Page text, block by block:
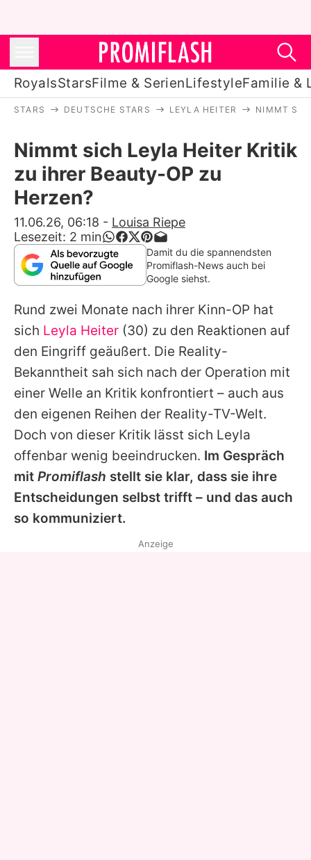
RoyalsStarsFilme & SerienLifestyleFamilie &
Stars
Filme & Serien
Lifestyle
Familie & Liebe
Promiflash Exklusiv
Alle Themen auf Promiflash
Jobs
App runterladen
Team
Redaktionelle Richtlinien
Impressum
Datenschutzerklärung
STARS DEUTSCHE STARS LEYLA HEITER NIMMT
Nimmt sich Leyla Heiter Kritik
zu ihrer Beauty-OP zu
Herzen?
11.06.26, 06:18 - Louisa Riepe
Lesezeit: 2 min
Damit du die spannendsten
Promiflash-News auch bei
Google siehst.
Rund zwei Monate nach ihrer Kinn-OP hat
sich Leyla Heiter (30) zu den Reaktionen auf
den Eingriff geäußert. Die Reality-
Bekanntheit sah sich nach der Operation mit
einer Welle an Kritik konfrontiert – auch aus
den eigenen Reihen der Reality-TV-Welt.
Doch von dieser Kritik lässt sich Leyla
offenbar wenig beeindrucken. Im Gespräch
mit Promiflash stellt sie klar, dass sie ihre
Entscheidungen selbst trifft – und das auch
so kommuniziert.
Anzeige